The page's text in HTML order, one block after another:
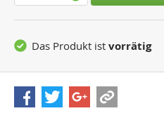
Das Produkt ist vorrätig